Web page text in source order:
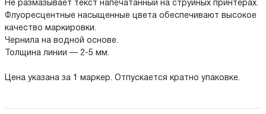
Не размазывает текст напечатанный на струйных принтерах.
Флуоресцентные насыщенные цвета обеспечивают высокое
качество маркировки.
Чернила на водной основе.
Толщина линии — 2-5 мм.
Цена указана за 1 маркер. Отпускается кратно упаковке.